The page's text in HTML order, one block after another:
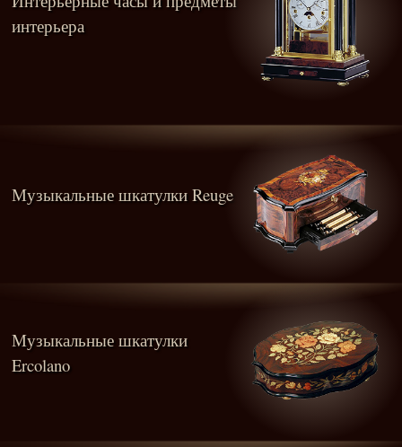
интерьера
Музыкальные шкатулки Reuge
Музыкальные шкатулки
Ercolano